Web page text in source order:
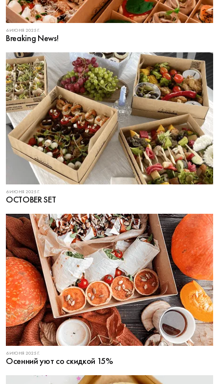
6 ИЮНЯ 2025 Г.
Breaking News!
6 ИЮНЯ 2025 Г.
OCTOBER SET
6 ИЮНЯ 2025 Г.
Осенний уют со скидкой 15%